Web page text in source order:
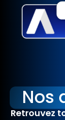
Nos
Retrouvez